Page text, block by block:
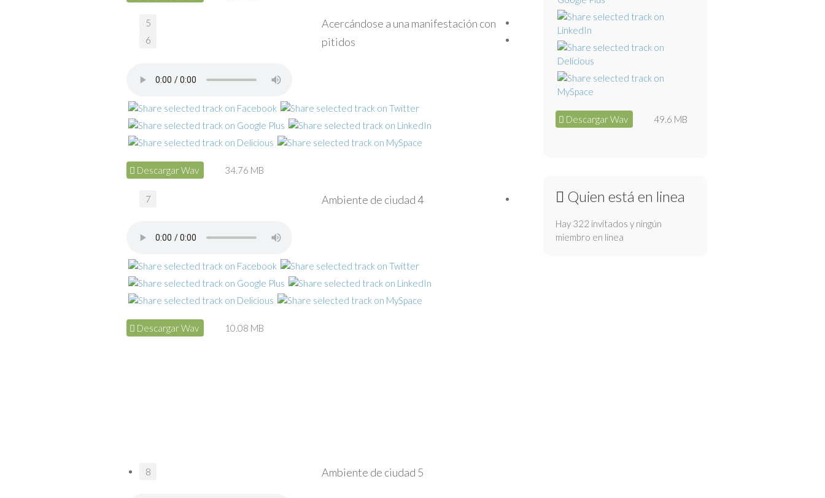
Acercándose a una manifestación con
pitidos
Descargar Wav 34.76 MB
Ambiente de ciudad 4
Descargar Wav 10.08 MB
Ambiente de ciudad 5
5
6
7
8
Descargar Wav 49.6 MB
Quien está en linea
Hay 322 invitados y ningún
miembro en línea